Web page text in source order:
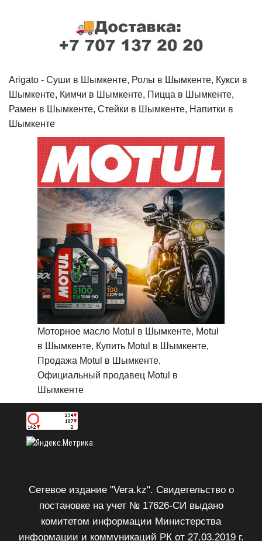
Arigato - Cуши в Шымкенте, Ролы в Шымкенте, Кукси в
Шымкенте, Кимчи в Шымкенте, Пицца в Шымкенте,
Рамен в Шымкенте, Стейки в Шымкенте, Напитки в
Шымкенте
Моторное масло Motul в Шымкенте, Motul
в Шымкенте, Купить Motul в Шымкенте,
Продажа Motul в Шымкенте,
Официальный продавец Motul в
Шымкенте
Сетевое издание "Vera.kz". Свидетельство о
постановке на учет № 17626-СИ выдано
комитетом информации Министерства
информации и коммуникаций РК от 27.03.2019 г.